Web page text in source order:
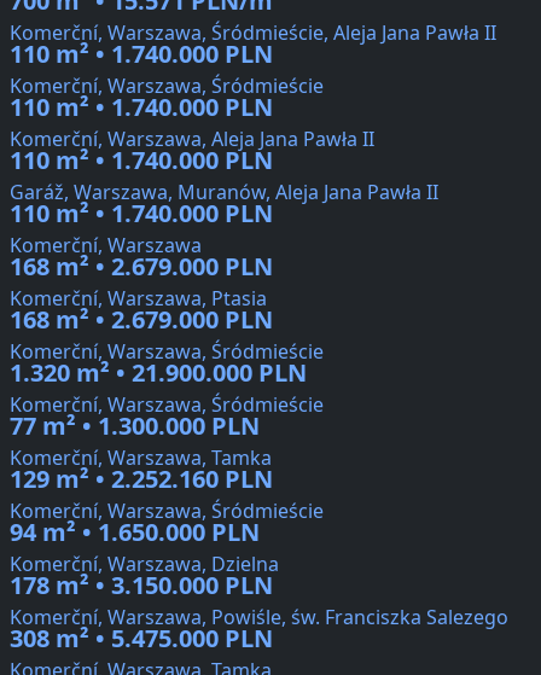
Komerční, Warszawa, Śródmieście, Aleja Jana Pawła II
110 m² • 1.740.000 PLN
Komerční, Warszawa, Śródmieście
110 m² • 1.740.000 PLN
Komerční, Warszawa, Aleja Jana Pawła II
110 m² • 1.740.000 PLN
Garáž, Warszawa, Muranów, Aleja Jana Pawła II
110 m² • 1.740.000 PLN
Komerční, Warszawa
168 m² • 2.679.000 PLN
Komerční, Warszawa, Ptasia
168 m² • 2.679.000 PLN
Komerční, Warszawa, Śródmieście
1.320 m² • 21.900.000 PLN
Komerční, Warszawa, Śródmieście
77 m² • 1.300.000 PLN
Komerční, Warszawa, Tamka
129 m² • 2.252.160 PLN
Komerční, Warszawa, Śródmieście
94 m² • 1.650.000 PLN
Komerční, Warszawa, Dzielna
178 m² • 3.150.000 PLN
Komerční, Warszawa, Powiśle, św. Franciszka Salezego
308 m² • 5.475.000 PLN